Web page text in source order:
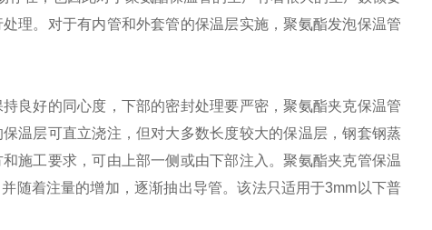
理。对于有内管和外套管的保温层实施，聚氨酯发泡保温管
好的同心度，下部的密封处理要严密，聚氨酯夹克保温管
温层可直立浇注，但对大多数长度较大的保温层，钢套钢蒸
施工要求，可由上部一侧或由下部注入。聚氨酯夹克管保温
随着注量的增加，逐渐抽出导管。该法只适用于3mm以下普